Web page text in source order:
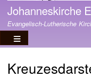
Johanneskirche
Evangelisch-Lutherische